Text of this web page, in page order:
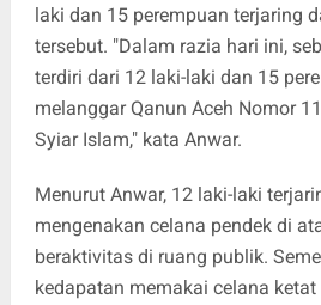
laki dan 15 perempuan terjaring
tersebut. "Dalam razia hari ini,
terdiri dari 12 laki-laki dan 15
melanggar Qanun Aceh Nomor
Syiar Islam," kata Anwar.
Menurut Anwar, 12 laki-laki
mengenakan celana pendek di
beraktivitas di ruang publik.
kedapatan memakai celana